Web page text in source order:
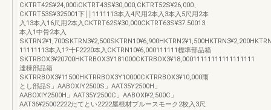
CKTRT42S¥24,000iCKTRT43S¥30,000,CKTRT52S¥26,000、
CKTRT53S¥325001下￨￨1111113本入4尺用2本入3本入5尺用2本
入13本入16尺用2本入CKTRT62S¥30,000CKTRT63S¥37.50013
本入1中骨2本入
11111113本入1?十F2220本入CKTRN10¥6,000111111標準部品箱
SKTRBOX3¥20700HKTRBOX3Y181000CKTRBOX3¥18,00011111111111111111
達棟部品箱
SKTRRBOX3¥11500HKTRRBOX3Y10000CKTRRBOX3¥10,000雨
とし部品S」AABOXlY2500S」AAT35Y2500H」
AABOXlY2500H」AAT35Y2500C」AABOXl¥2,500C」
AAT36¥25002222たてとい2222屋根材ブルースモーク2枚入3尺